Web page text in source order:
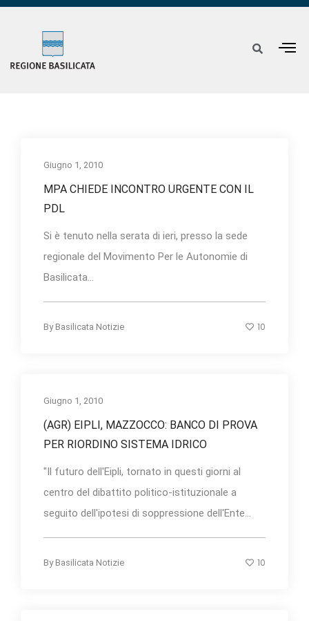
Giugno 1, 2010
MPA CHIEDE INCONTRO URGENTE CON IL
PDL
Si è tenuto nella serata di ieri, presso la sede
regionale del Movimento Per le Autonomie di
Basilicata...
By Basilicata Notizie 10
Giugno 1, 2010
(AGR) EIPLI, MAZZOCCO: BANCO DI PROVA
PER RIORDINO SISTEMA IDRICO
"Il futuro dell'Eipli, tornato in questi giorni al
centro del dibattito politico-istituzionale a
seguito dell'ipotesi di soppressione dell'Ente...
By Basilicata Notizie 10